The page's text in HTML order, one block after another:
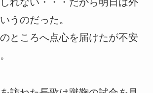
れない・・・だから明日は外
うのだった。
ところへ点心を届けたが不安